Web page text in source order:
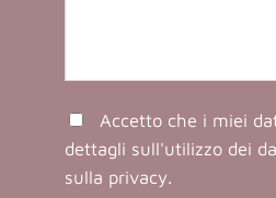
Accetto che i miei
dettagli sull'utilizzo dei
sulla privacy